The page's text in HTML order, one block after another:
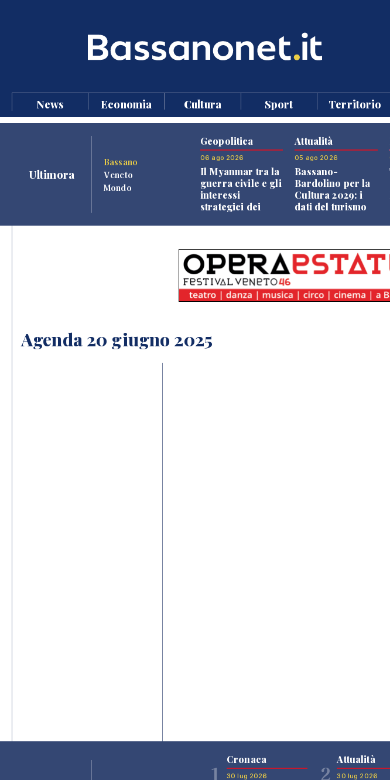
News Economia Cultura Sport Territorio
Ultimora
Bassano
Veneto
Mondo
Geopolitica
06 ago 2026
Il Myanmar tra la
guerra civile e gli
interessi
strategici dei
Attualità
05 ago 2026
Bassano-
Bardolino per la
Cultura 2029: i
dati del turismo
Agenda 20 giugno 2025
1
Cronaca
30 lug 2026 2
Attualità
30 lug 2026